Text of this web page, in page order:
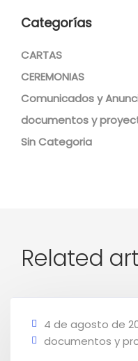
Categorías
CARTAS
CEREMONIAS
Comunicados y
documentos y
Sin Categoria
Related
4 de agosto de
documentos y